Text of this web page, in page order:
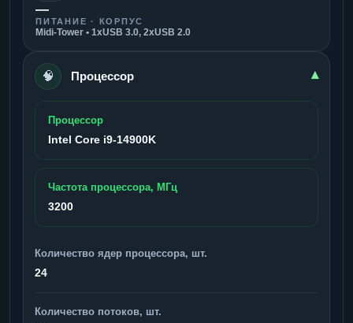
—
ПИТАНИЕ · КОРПУС
Midi-Tower • 1xUSB 3.0, 2xUSB 2.0
🧠 Процессор ▾
Процессор
Intel Core i9-14900K
Частота процессора, МГц
3200
Количество ядер процессора, шт.
24
Количество потоков, шт.